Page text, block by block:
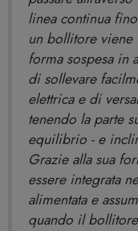
linea continua
un bollitore viene
forma sospesa in
di sollevare
elettrica e di
tenendo la parte
equilibrio - e
Grazie alla sua
essere integrata
alimentata e
quando il